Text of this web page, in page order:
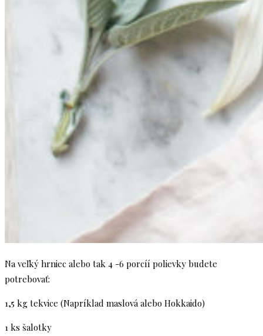
Na veľký hrniec alebo tak 4 -6 porcíí polievky budete
potrebovať:
1,5 kg tekvice (Napríklad maslová alebo Hokkaido)
1 ks šalotky